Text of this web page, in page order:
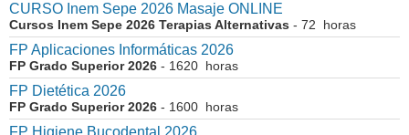
CURSO Inem Sepe 2026 Masaje ONLINE
Cursos Inem Sepe 2026 Terapias Alternativas - 72 horas
FP Aplicaciones Informáticas 2026
FP Grado Superior 2026 - 1620 horas
FP Dietética 2026
FP Grado Superior 2026 - 1600 horas